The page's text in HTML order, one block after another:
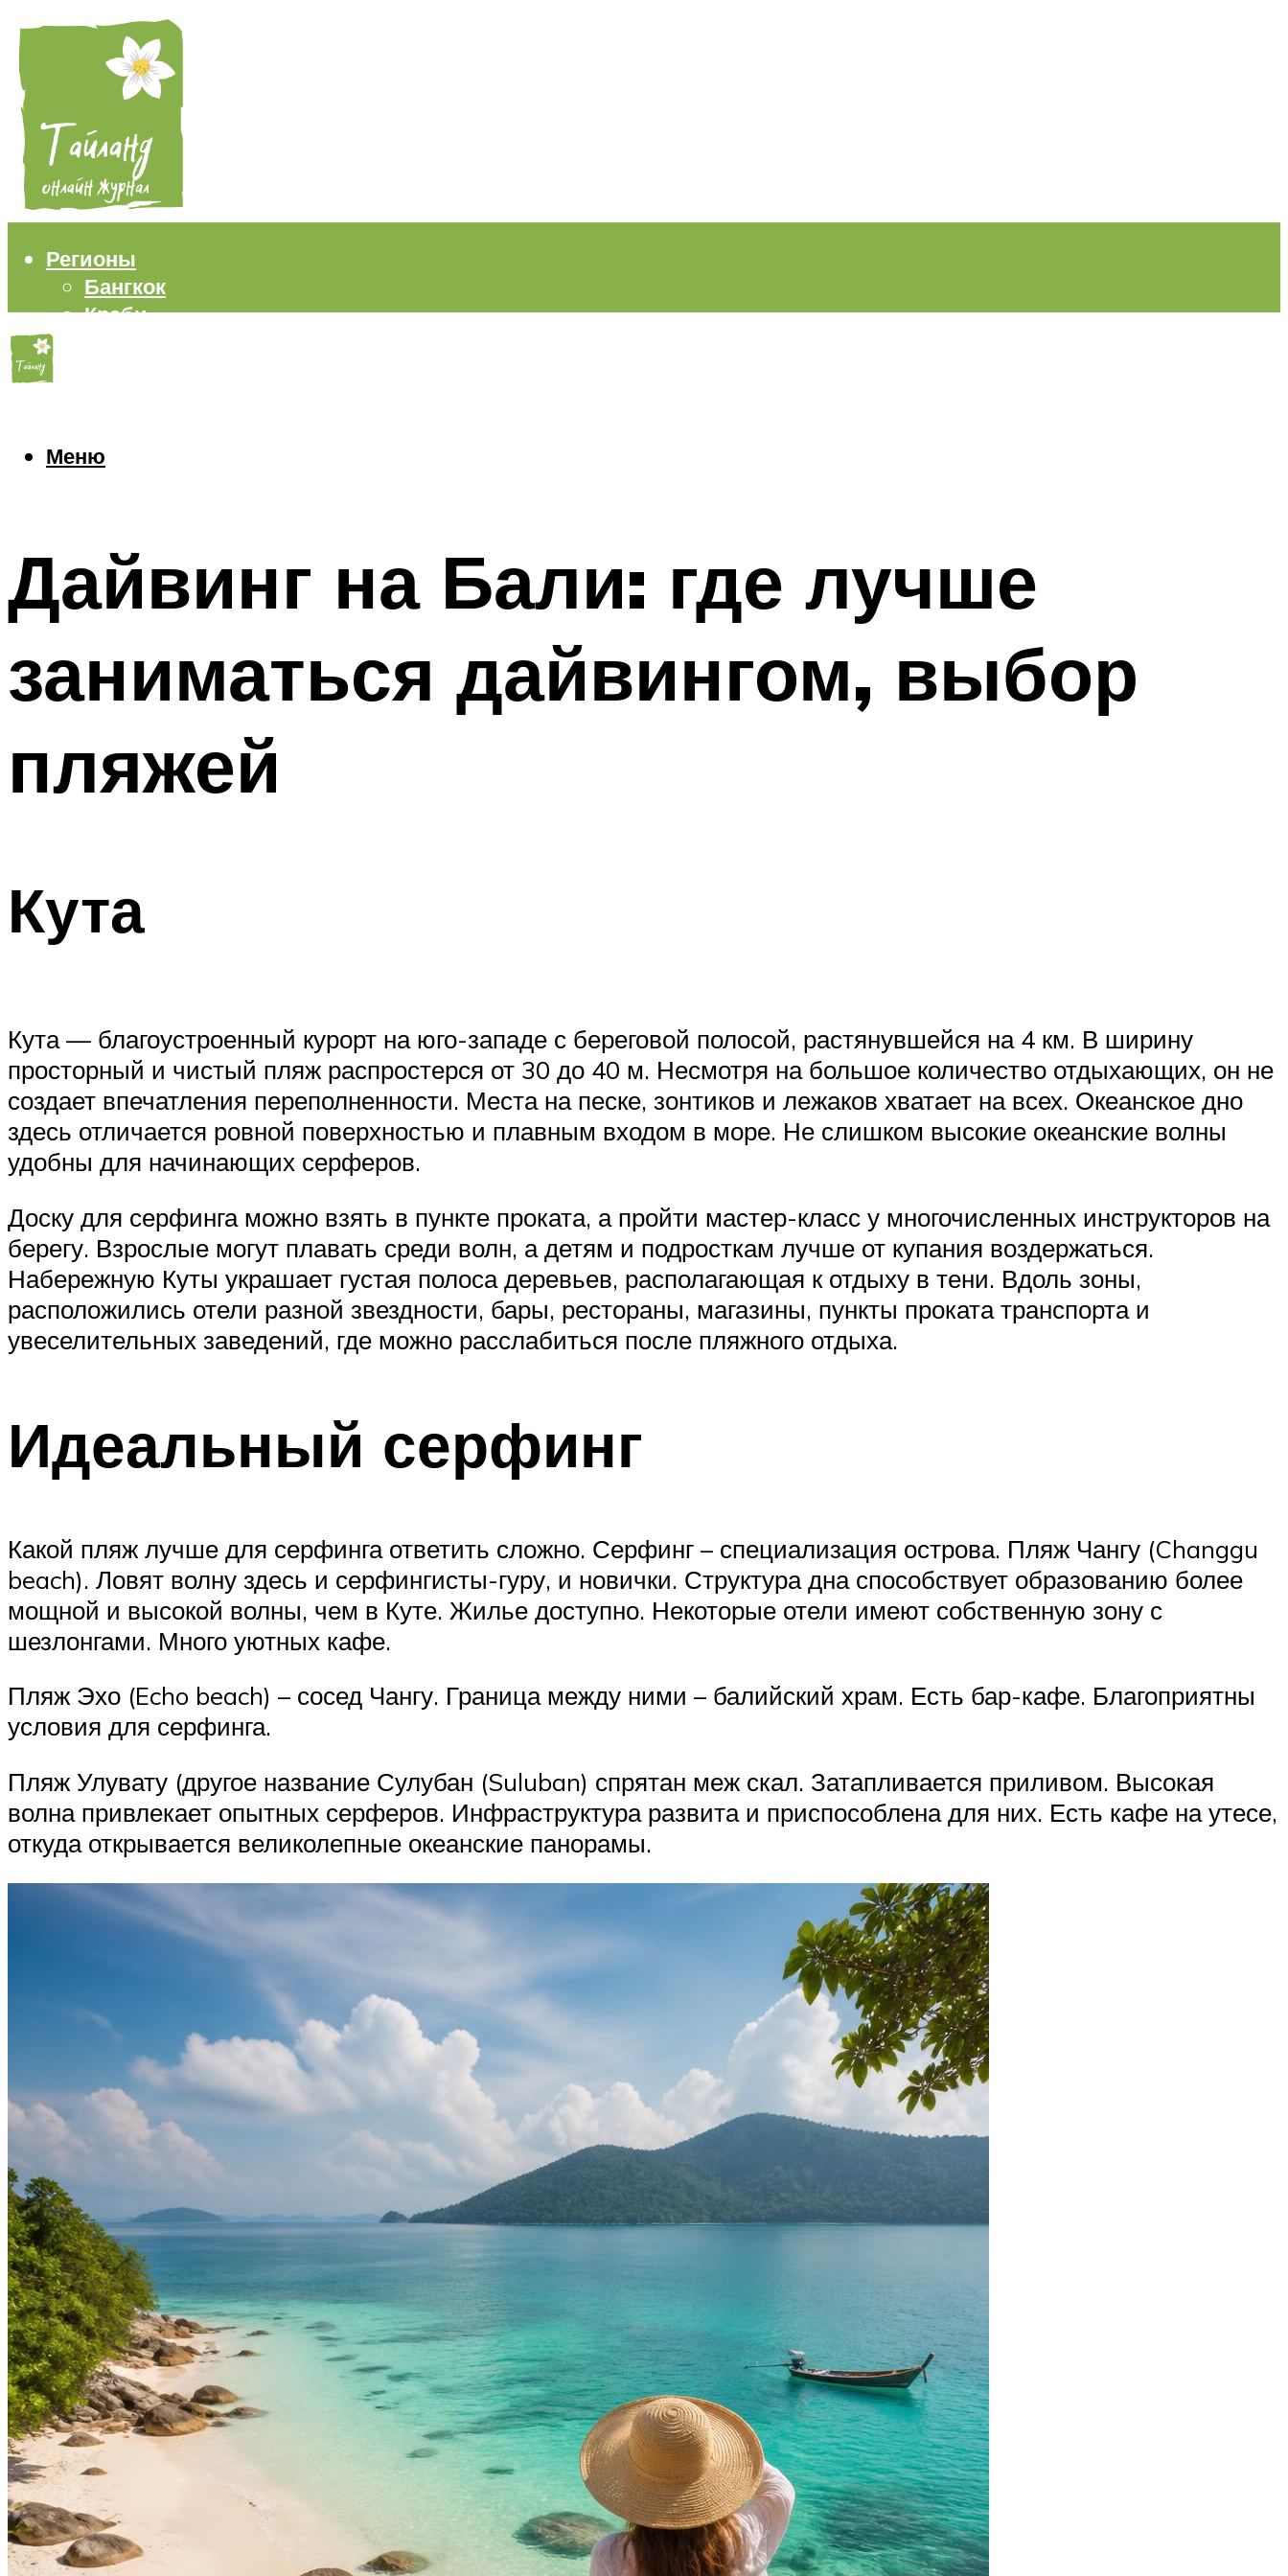
Регионы
Бангкок
Краби
Еда
Меню
Меню
Дайвинг на Бали: где лучше
заниматься дайвингом, выбор
пляжей
Кута
Кута — благоустроенный курорт на юго-западе с береговой полосой, растянувшейся на 4 км. В ширину
просторный и чистый пляж распростерся от 30 до 40 м. Несмотря на большое количество отдыхающих, он не
создает впечатления переполненности. Места на песке, зонтиков и лежаков хватает на всех. Океанское дно
здесь отличается ровной поверхностью и плавным входом в море. Не слишком высокие океанские волны
удобны для начинающих серферов.
Доску для серфинга можно взять в пункте проката, а пройти мастер-класс у многочисленных инструкторов на
берегу. Взрослые могут плавать среди волн, а детям и подросткам лучше от купания воздержаться.
Набережную Куты украшает густая полоса деревьев, располагающая к отдыху в тени. Вдоль зоны,
расположились отели разной звездности, бары, рестораны, магазины, пункты проката транспорта и
увеселительных заведений, где можно расслабиться после пляжного отдыха.
Идеальный серфинг
Какой пляж лучше для серфинга ответить сложно. Серфинг – специализация острова. Пляж Чангу (Changgu
beach). Ловят волну здесь и серфингисты-гуру, и новички. Структура дна способствует образованию более
мощной и высокой волны, чем в Куте. Жилье доступно. Некоторые отели имеют собственную зону с
шезлонгами. Много уютных кафе.
Пляж Эхо (Echo beach) – сосед Чангу. Граница между ними – балийский храм. Есть бар-кафе. Благоприятны
условия для серфинга.
Пляж Улувату (другое название Сулубан (Suluban) спрятан меж скал. Затапливается приливом. Высокая
волна привлекает опытных серферов. Инфраструктура развита и приспособлена для них. Есть кафе на утесе,
откуда открывается великолепные океанские панорамы.